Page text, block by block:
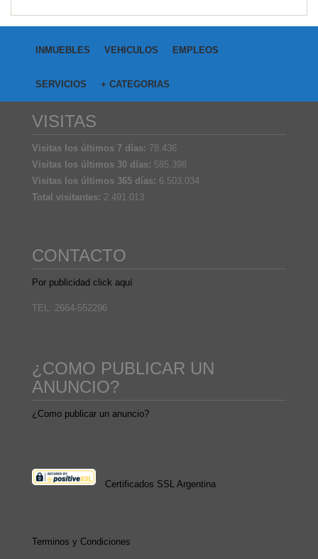
INMUEBLES VEHICULOS EMPLEOS
SERVICIOS + CATEGORIAS
VISITAS
Visitas los últimos 7 días: 78.436
Visitas los últimos 30 días: 585.398
Visitas los últimos 365 días: 6.503.034
Total visitantes: 2.491.013
CONTACTO
Por publicidad click aquí
TEL: 2664-552296
¿COMO PUBLICAR UN
ANUNCIO?
¿Como publicar un anuncio?
Certificados SSL Argentina
Terminos y Condiciones